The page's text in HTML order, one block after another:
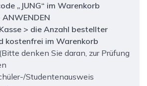
„JUNG“ im Warenkorb
> die Anzahl bestellter
kostenfrei im Warenkorb
(Bitte denken Sie daran, zur Prüfung
Studentenausweis